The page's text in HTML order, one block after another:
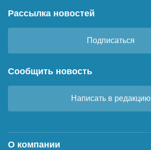
Рассылка новостей
Подписаться
Сообщить новость
Написать в редакцию
О компании